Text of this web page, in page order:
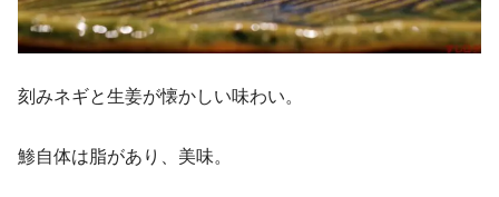
刻みネギと生姜が懐かしい味わい。
鯵自体は脂があり、美味。